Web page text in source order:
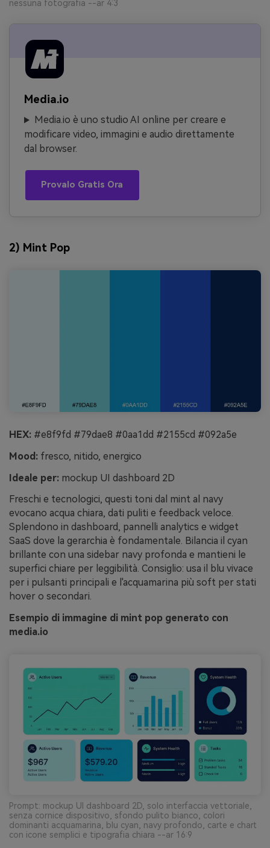
nessuna fotografia --ar 4:3
Media.io
Media.io è uno studio AI online per creare e
modificare video, immagini e audio direttamente
dal browser.
Provalo Gratis Ora
2) Mint Pop
HEX: #e8f9fd #79dae8 #0aa1dd #2155cd #092a5e
Mood: fresco, nitido, energico
Ideale per: mockup UI dashboard 2D
Freschi e tecnologici, questi toni dal mint al navy
evocano acqua chiara, dati puliti e feedback veloce.
Splendono in dashboard, pannelli analytics e widget
SaaS dove la gerarchia è fondamentale. Bilancia il cyan
brillante con una sidebar navy profonda e mantieni le
superfici chiare per leggibilità. Consiglio: usa il blu vivace
per i pulsanti principali e l'acquamarina più soft per stati
hover o secondari.
Esempio di immagine di mint pop generato con
media.io
Prompt: mockup UI dashboard 2D, solo interfaccia vettoriale,
senza cornice dispositivo, sfondo pulito bianco, colori
dominanti acquamarina, blu cyan, navy profondo, carte e chart
con icone semplici e tipografia chiara --ar 16:9